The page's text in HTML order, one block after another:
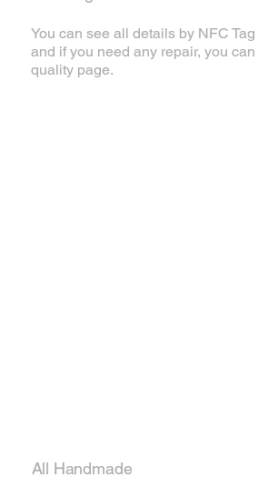
You can see all details by NFC
and if you need any repair, you
quality page.
All Handmade